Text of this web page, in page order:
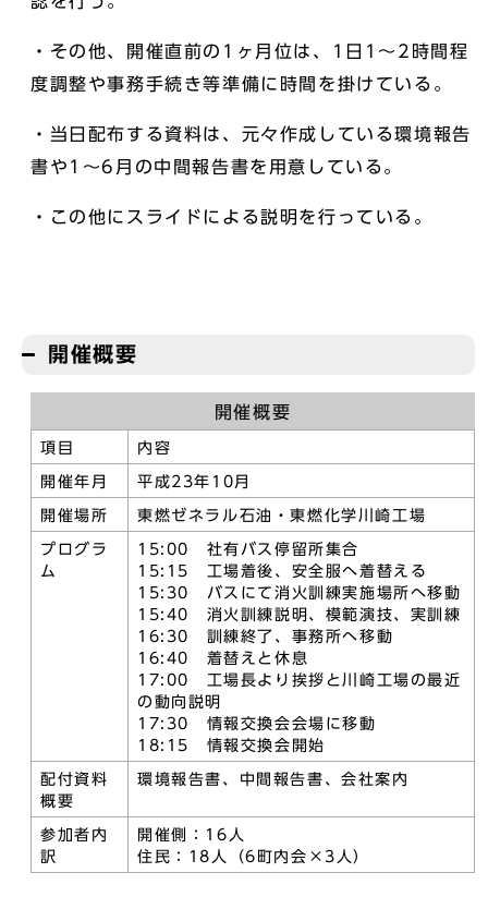
・その他、開催直前の1ヶ月位は、1日1～2時間程
度調整や事務手続き等準備に時間を掛けている。
・当日配布する資料は、元々作成している環境報告
書や1～6月の中間報告書を用意している。
・この他にスライドによる説明を行っている。
開催概要
開催概要
項目 内容
開催年月 平成23年10月
開催場所 東燃ゼネラル石油・東燃化学川崎工場
プログラ
ム
15:00 社有バス停留所集合
15:15 工場着後、安全服へ着替える
15:30 バスにて消火訓練実施場所へ移動
15:40 消火訓練説明、模範演技、実訓練
16:30 訓練終了、事務所へ移動
16:40 着替えと休息
17:00 工場長より挨拶と川崎工場の最近
の動向説明
17:30 情報交換会会場に移動
18:15 情報交換会開始
配付資料
概要
環境報告書、中間報告書、会社案内
参加者内
訳
開催側：16人
住民：18人（6町内会×3人）